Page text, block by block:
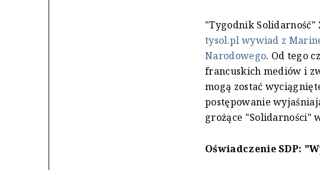
"Tygodnik Solidarność"
tysol.pl wywiad z
Narodowego. Od tego
francuskich mediów i
mogą zostać
postępowanie
grożące "Solidarności"
Oświadczenie SDP: